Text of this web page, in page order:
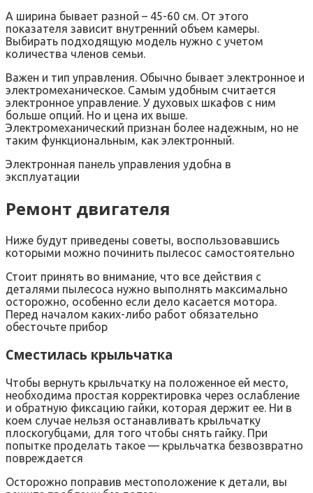
А ширина бывает разной – 45-60 см. От этого
показателя зависит внутренний объем камеры.
Выбирать подходящую модель нужно с учетом
количества членов семьи.
Важен и тип управления. Обычно бывает электронное и
электромеханическое. Самым удобным считается
электронное управление. У духовых шкафов с ним
больше опций. Но и цена их выше.
Электромеханический признан более надежным, но не
таким функциональным, как электронный.
Электронная панель управления удобна в
эксплуатации
Ремонт двигателя
Ниже будут приведены советы, воспользовавшись
которыми можно починить пылесос самостоятельно
Стоит принять во внимание, что все действия с
деталями пылесоса нужно выполнять максимально
осторожно, особенно если дело касается мотора.
Перед началом каких-либо работ обязательно
обесточьте прибор
Сместилась крыльчатка
Чтобы вернуть крыльчатку на положенное ей место,
необходима простая корректировка через ослабление
и обратную фиксацию гайки, которая держит ее. Ни в
коем случае нельзя останавливать крыльчатку
плоскогубцами, для того чтобы снять гайку. При
попытке проделать такое — крыльчатка безвозвратно
повреждается
Осторожно поправив местоположение к детали, вы